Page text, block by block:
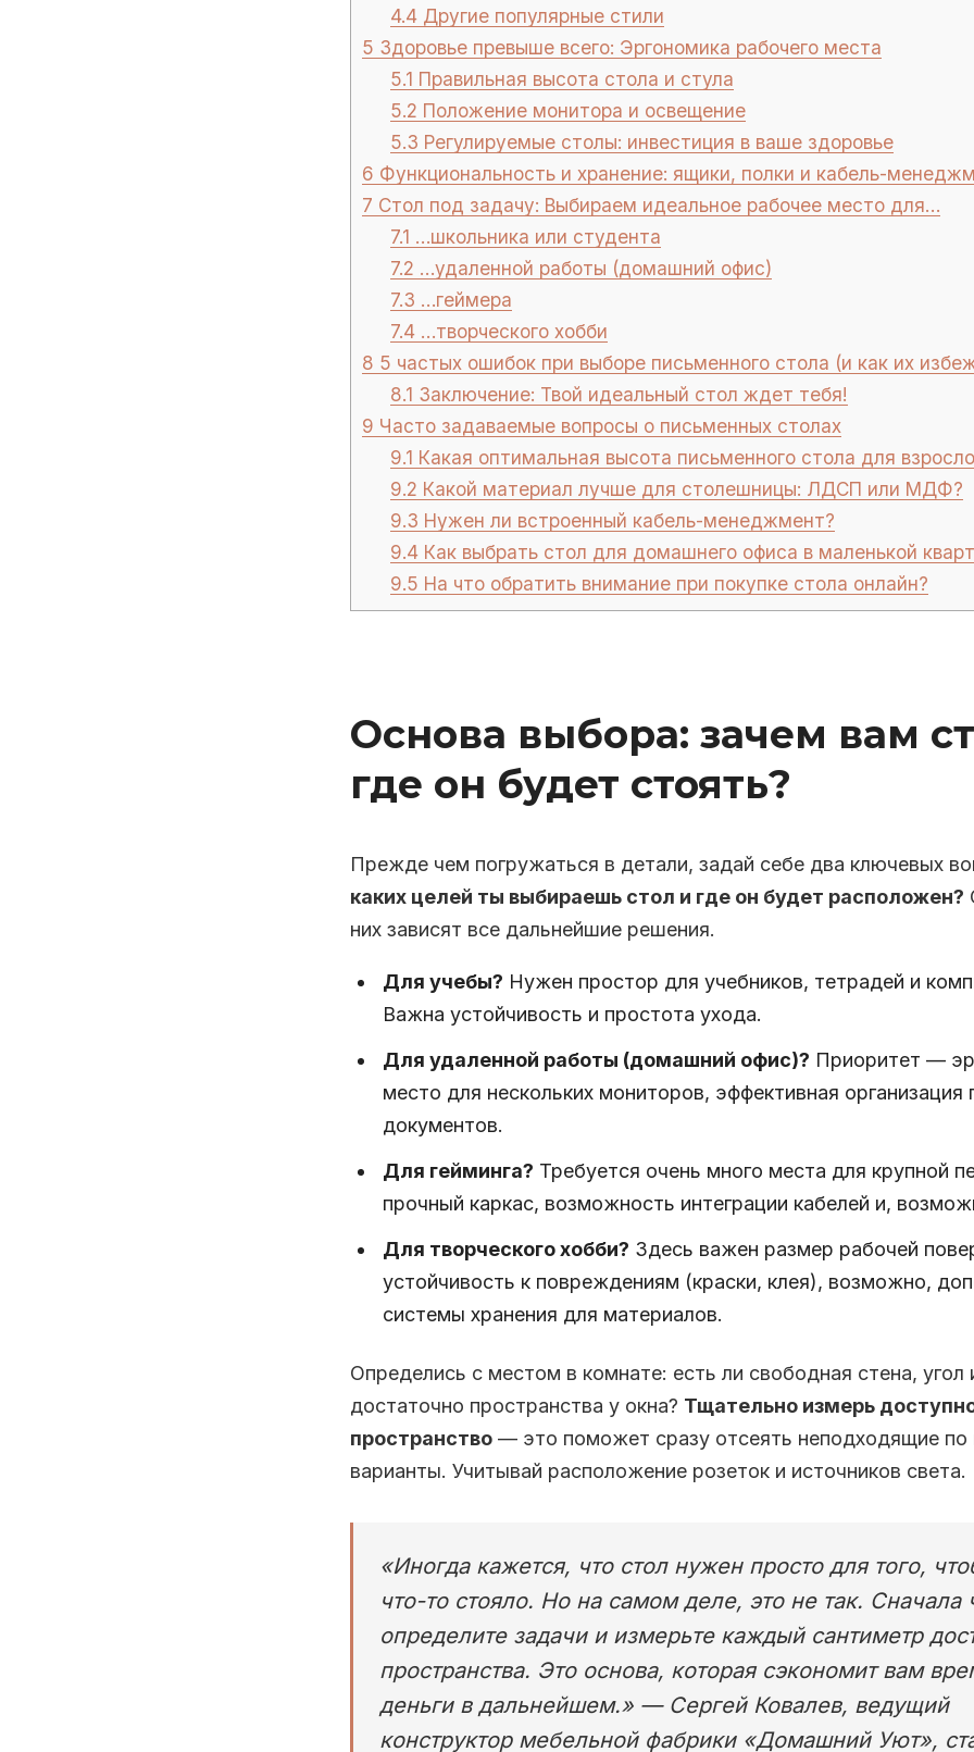
4.4Другие популярные стили
5 Здоровье превыше всего: Эргономика рабочего места
5.1 Правильная высота стола и стула
5.2 Положение монитора и освещение
5.3 Регулируемые столы: инвестиция в ваше здоровье
6 Функциональность и хранение: ящики, полки и кабель-
7 Стол под задачу: Выбираем идеальное рабочее место для…
7.1 …школьника или студента
7.2 …удаленной работы (домашний офис)
7.3 …геймера
7.4…творческого хобби
8 5 частых ошибок при выборе письменного стола (и как их
8.1 Заключение: Твой идеальный стол ждет тебя!
9 Часто задаваемые вопросы о письменных столах
9.1 Какая оптимальная высота письменного стола для
9.2 Какой материал лучше для столешницы: ЛДСП или МДФ?
9.3 Нужен ли встроенный кабель-менеджмент?
9.4Как выбрать стол для домашнего офиса в маленькой
9.5 На что обратить внимание при покупке стола онлайн?
Основа выбора: зачем вам
где он будет стоять?
Прежде чем погружаться в детали, задай себе два ключевых
каких целей ты выбираешь стол и где он будет расположен?
них зависят все дальнейшие решения.
Для учебы? Нужен простор для учебников, тетрадей и
Важна устойчивость и простота ухода.
Для удаленной работы (домашний офис)? Приоритет —
место для нескольких мониторов, эффективная организация
документов.
Для гейминга? Требуется очень много места для крупной
прочный каркас, возможность интеграции кабелей и,
Для творческого хобби? Здесь важен размер рабочей
устойчивость к повреждениям (краски, клея), возможно,
системы хранения для материалов.
Определись с местом в комнате: есть ли свободная стена, угол
достаточно пространства у окна? Тщательно измерь
пространство — это поможет сразу отсеять неподходящие по
варианты. Учитывай расположение розеток и источников света.
«Иногда кажется, что стол нужен просто для того,
что-то стояло. Но на самом деле, это не так. Сначала
определите задачи и измерьте каждый сантиметр
пространства. Это основа, которая сэкономит вам
деньги в дальнейшем.» — Сергей Ковалев, ведущий
конструктор мебельной фабрики «Домашний Уют»,